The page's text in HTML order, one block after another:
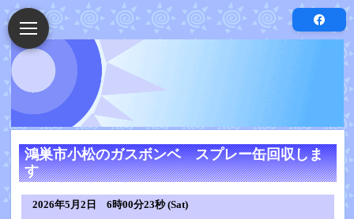
鴻巣市小松のガスボンベ スプレー缶回収しま
す
2026年5月2日 6時00分23秒 (Sat)